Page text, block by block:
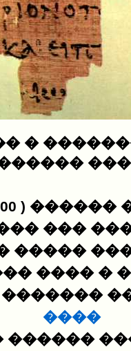
�
��������
���
� ����
���
����